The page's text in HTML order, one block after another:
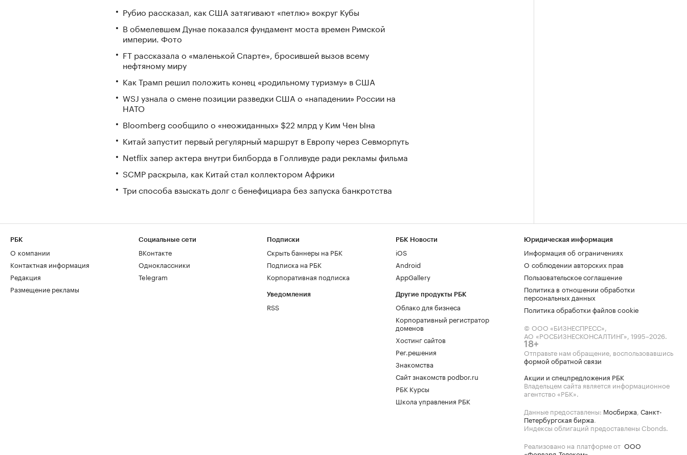
Рубио рассказал, как США затягивают «петлю» вокруг Кубы
В обмелевшем Дунае показался фундамент моста времен Римской
империи. Фото
FT рассказала о «маленькой Спарте», бросившей вызов всему
нефтяному миру
Как Трамп решил положить конец «родильному туризму» в США
WSJ узнала о смене позиции разведки США о «нападении» России на
НАТО
Bloomberg сообщило о «неожиданных» $22 млрд у Ким Чен Ына
Китай запустит первый регулярный маршрут в Европу через Севморпуть
Netflix запер актера внутри билборда в Голливуде ради рекламы фильма
SCMP раскрыла, как Китай стал коллектором Африки
Три способа взыскать долг с бенефициара без запуска банкротства
РБК
О компании
Контактная информация
Редакция
Размещение рекламы
Социальные сети
ВКонтакте
Одноклассники
Telegram
Подписки
Скрыть баннеры на РБК
Подписка на РБК
Корпоративная подписка
Уведомления
RSS
РБК Новости
iOS
Android
AppGallery
Другие продукты РБК
Облако для бизнеса
Корпоративный регистратор
доменов
Хостинг сайтов
Рег.решения
Знакомства
Сайт знакомств podbor.ru
РБК Курсы
Школа управления РБК
Юридическая информация
Информация об ограничениях
О соблюдении авторских прав
Пользовательское соглашение
Политика в отношении обработки
персональных данных
Политика обработки файлов cookie
© ООО «БИЗНЕСПРЕСС»,
АО «РОСБИЗНЕСКОНСАЛТИНГ», 1995–2026.
18+
Отправьте нам обращение, воспользовавшись
формой обратной связи
Акции и спецпредложения РБК
Владельцем сайта является информационное
агентство «РБК».
Данные предоставлены: Мосбиржа, Санкт-
Петербургская биржа.
Индексы облигаций предоставлены Cbonds.
Реализовано на платформе от ООО